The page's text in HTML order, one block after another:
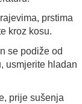
prstima
kroz kosu.
se podiže od
usmjerite hladan
prije sušenja